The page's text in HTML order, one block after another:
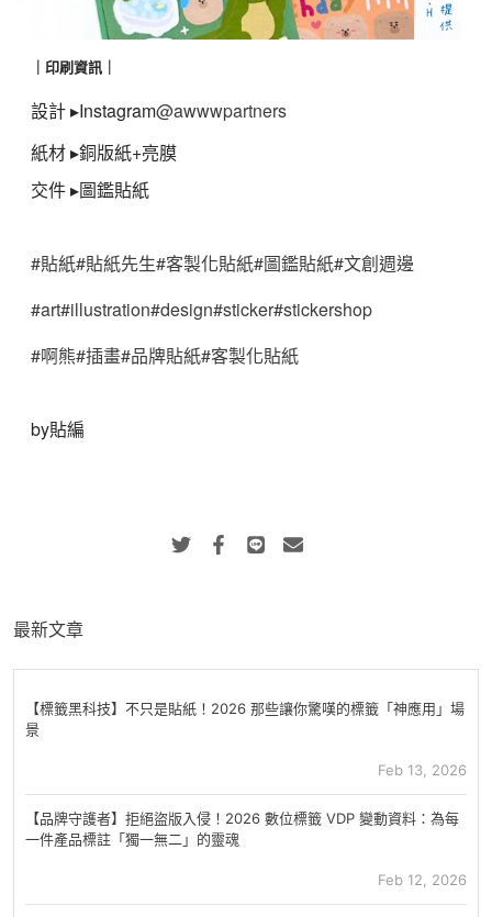
｜印刷資訊｜
設計 ▸Instagram@awwwpartners
紙材 ▸銅版紙+亮膜
交件 ▸圖鑑貼紙
#貼紙#貼紙先生#客製化貼紙#圖鑑貼紙#文創週邊
#art#illustration#design#sticker#stickershop
#啊熊#插畫#品牌貼紙#客製化貼紙
by貼編
最新文章
【標籤黑科技】不只是貼紙！2026 那些讓你驚嘆的標籤「神應用」場
景
Feb 13, 2026
【品牌守護者】拒絕盜版入侵！2026 數位標籤 VDP 變動資料：為每
一件產品標註「獨一無二」的靈魂
Feb 12, 2026